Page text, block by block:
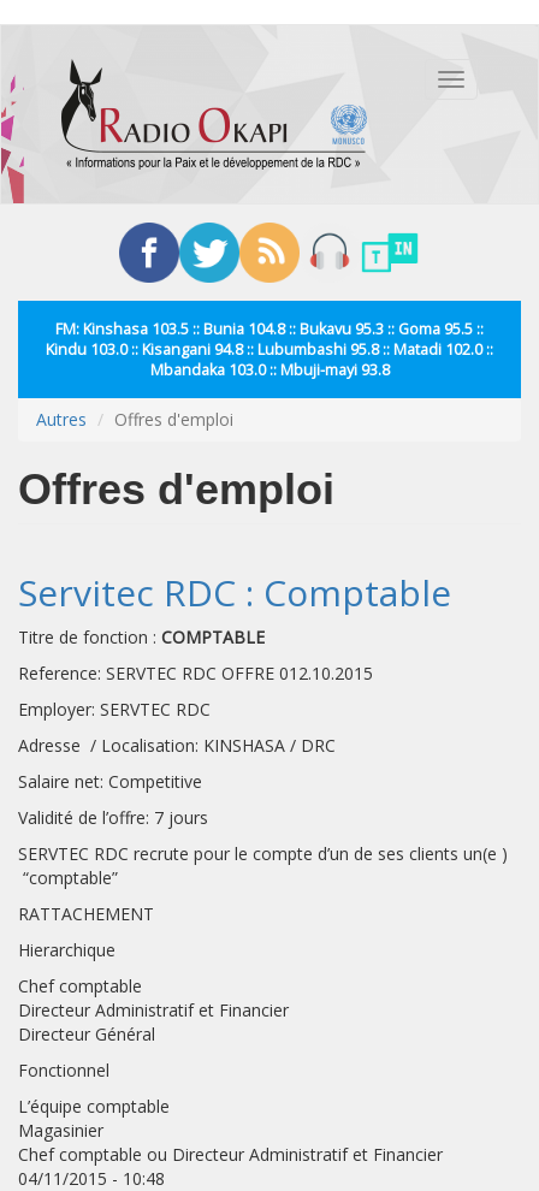
contenu
principal
Toggle
FM: Kinshasa 103.5 :: Bunia 104.8 :: Bukavu 95.3 :: Goma 95.5 ::
Kindu 103.0 :: Kisangani 94.8 :: Lubumbashi 95.8 :: Matadi 102.0 ::
Mbandaka 103.0 :: Mbuji-mayi 93.8
Autres Offres d'emploi
Offres d'emploi
Servitec RDC : Comptable
Titre de fonction : COMPTABLE
Reference: SERVTEC RDC OFFRE 012.10.2015
Employer: SERVTEC RDC
Adresse / Localisation: KINSHASA / DRC
Salaire net: Competitive
Validité de l’offre: 7 jours
SERVTEC RDC recrute pour le compte d’un de ses clients un(e )
“comptable”
RATTACHEMENT
Hierarchique
Chef comptable
Directeur Administratif et Financier
Directeur Général
Fonctionnel
L’équipe comptable
Magasinier
Chef comptable ou Directeur Administratif et Financier
04/11/2015 - 10:48